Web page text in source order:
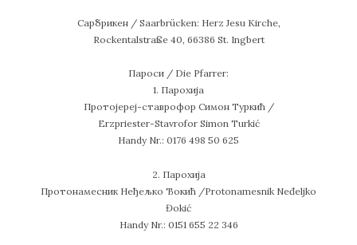
Сарбрикен / Saarbrücken: Herz Jesu Kirche,
Rockentalstraße 40, 66386 St. Ingbert
Пароси / Die Pfarrer:
1. Парохија
Протојереј-ставрофор Симон Туркић /
Erzpriester-Stavrofor Simon Turkić
Handy Nr.: 0176 498 50 625
2. Парохија
Протонамесник Неђељко Ђокић /Protonamesnik Neđeljko
Đokić
Handy Nr.: 0151 655 22 346